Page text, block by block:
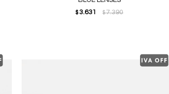
$3.631 $7.390